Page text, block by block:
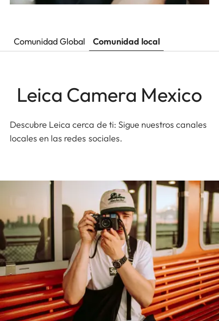
Comunidad Global Comunidad local
Leica Camera Mexico
Descubre Leica cerca de ti: Sigue nuestros canales
locales en las redes sociales.